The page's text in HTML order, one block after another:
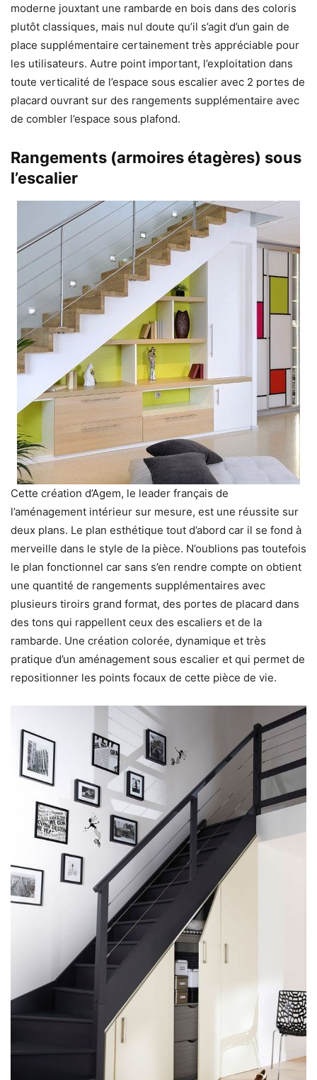
moderne jouxtant une rambarde en bois dans des coloris
plutôt classiques, mais nul doute qu’il s’agit d’un gain de
place supplémentaire certainement très appréciable pour
les utilisateurs. Autre point important, l’exploitation dans
toute verticalité de l’espace sous escalier avec 2 portes de
placard ouvrant sur des rangements supplémentaire avec
de combler l’espace sous plafond.
Rangements (armoires étagères) sous
l’escalier
Cette création d’Agem, le leader français de
l’aménagement intérieur sur mesure, est une réussite sur
deux plans. Le plan esthétique tout d’abord car il se fond à
merveille dans le style de la pièce. N’oublions pas toutefois
le plan fonctionnel car sans s’en rendre compte on obtient
une quantité de rangements supplémentaires avec
plusieurs tiroirs grand format, des portes de placard dans
des tons qui rappellent ceux des escaliers et de la
rambarde. Une création colorée, dynamique et très
pratique d’un aménagement sous escalier et qui permet de
repositionner les points focaux de cette pièce de vie.